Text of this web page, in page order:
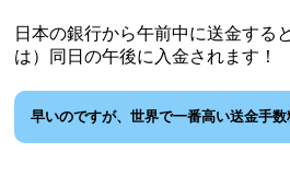
日本の銀行から午前中に送金する
は）同日の午後に入金されます！
早いのですが、世界で一番高い送金手数